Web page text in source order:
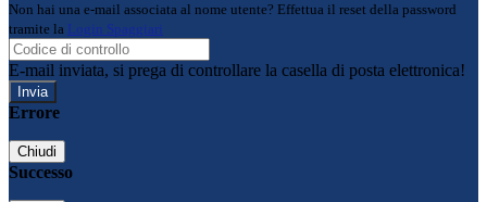
Non hai una e-mail associata al nome utente? Effettua il reset della password
tramite la Login Spaggiari
E-mail inviata, si prega di controllare la casella di posta elettronica!
Errore
Chiudi
Successo